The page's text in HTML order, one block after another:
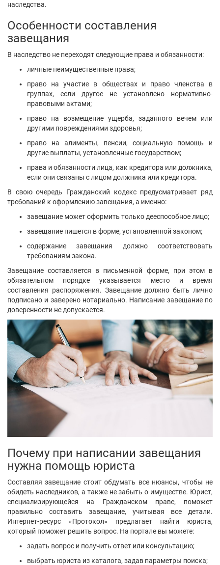
наследства.
Особенности составления
завещания
В наследство не переходят следующие права и обязанности:
личные неимущественные права;
право на участие в обществах и право членства в
группах, если другое не установлено нормативно-
правовыми актами;
право на возмещение ущерба, заданного вечем или
другими повреждениями здоровья;
право на алименты, пенсии, социальную помощь и
другие выплаты, установленные государством;
права и обязанности лица, как кредитора или должника,
если они связаны с лицом должника или кредитора.
В свою очередь Гражданский кодекс предусматривает ряд
требований к оформлению завещания, а именно:
завещание может оформить только дееспособное лицо;
завещание пишется в форме, установленной законом;
содержание завещания должно соответствовать
требованиям закона.
Завещание составляется в письменной форме, при этом в
обязательном порядке указывается место и время
составления распоряжения. Завещание должно быть лично
подписано и заверено нотариально. Написание завещание по
доверенности не допускается.
Почему при написании завещания
нужна помощь юриста
Составляя завещание стоит обдумать все нюансы, чтобы не
обидеть наследников, а также не забыть о имуществе. Юрист,
специализирующейся на Гражданском праве, поможет
правильно составить завещание, учитывая все детали.
Интернет-ресурс «Протокол» предлагает найти юриста,
который поможет решить вопрос. На портале вы можете:
задать вопрос и получить ответ или консультацию;
выбрать юриста из каталога, задав параметры поиска;